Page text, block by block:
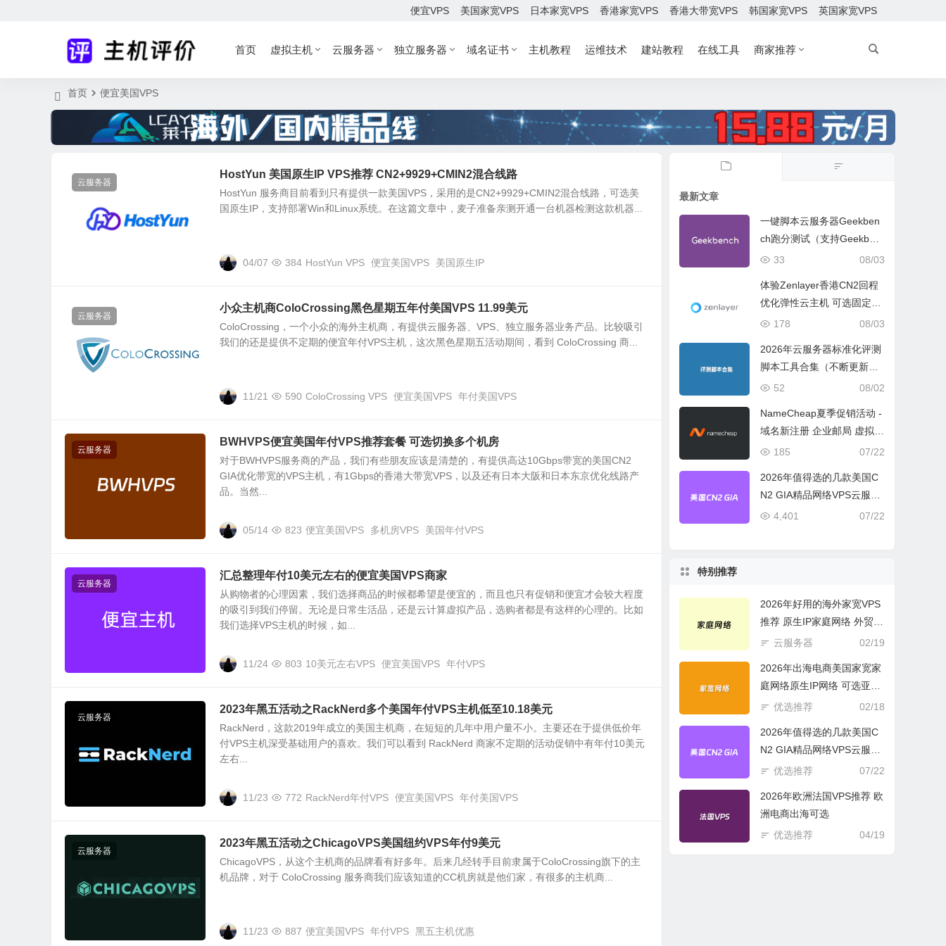
便宜VPS 美国家宽VPS 日本家宽VPS 香港家宽VPS 香港大带宽VPS 韩国家宽VPS 英国家宽VPS
首页 虚拟主机 云服务器 独立服务器 域名证书 主机教程 运维技术 建站教程 在线工具 商家推荐
首页 便宜美国VPS
云服务器
HostYun 美国原生IP VPS推荐 CN2+9929+CMIN2混合线路
HostYun 服务商目前看到只有提供一款美国VPS，采用的是CN2+9929+CMIN2混合线路，可选美
国原生IP，支持部署Win和Linux系统。在这篇文章中，麦子准备亲测开通一台机器检测这款机器...
04/07 384 HostYun VPS 便宜美国VPS 美国原生IP
云服务器
小众主机商ColoCrossing黑色星期五年付美国VPS 11.99美元
ColoCrossing，一个小众的海外主机商，有提供云服务器、VPS、独立服务器业务产品。比较吸引
我们的还是提供不定期的便宜年付VPS主机，这次黑色星期五活动期间，看到 ColoCrossing 商...
11/21 590 ColoCrossing VPS 便宜美国VPS 年付美国VPS
云服务器
BWHVPS便宜美国年付VPS推荐套餐 可选切换多个机房
对于BWHVPS服务商的产品，我们有些朋友应该是清楚的，有提供高达10Gbps带宽的美国CN2
GIA优化带宽的VPS主机，有1Gbps的香港大带宽VPS，以及还有日本大阪和日本东京优化线路产
品。当然...
05/14 823 便宜美国VPS 多机房VPS 美国年付VPS
云服务器
汇总整理年付10美元左右的便宜美国VPS商家
从购物者的心理因素，我们选择商品的时候都希望是便宜的，而且也只有促销和便宜才会较大程度
的吸引到我们停留。无论是日常生活品，还是云计算虚拟产品，选购者都是有这样的心理的。比如
我们选择VPS主机的时候，如...
11/24 803 10美元左右VPS 便宜美国VPS 年付VPS
云服务器
2023年黑五活动之RackNerd多个美国年付VPS主机低至10.18美元
RackNerd，这款2019年成立的美国主机商，在短短的几年中用户量不小。主要还在于提供低价年
付VPS主机深受基础用户的喜欢。我们可以看到 RackNerd 商家不定期的活动促销中有年付10美元
左右...
11/23 772 RackNerd年付VPS 便宜美国VPS 年付美国VPS
云服务器
2023年黑五活动之ChicagoVPS美国纽约VPS年付9美元
ChicagoVPS，从这个主机商的品牌看有好多年。后来几经转手目前隶属于ColoCrossing旗下的主
机品牌，对于 ColoCrossing 服务商我们应该知道的CC机房就是他们家，有很多的主机商...
11/23 887 便宜美国VPS 年付VPS 黑五主机优惠
最新文章
一键脚本云服务器Geekben
ch跑分测试（支持Geekben
ch 5 Geekbench 6 Geekbe
08/03
33
体验Zenlayer香港CN2回程
优化弹性云主机 可选固定带
宽或流量模式
08/03
178
2026年云服务器标准化评测
脚本工具合集（不断更新完
善）
08/02
52
NameCheap夏季促销活动 -
域名新注册 企业邮局 虚拟主
机活动盘点
07/22
185
2026年值得选的几款美国C
N2 GIA精品网络VPS云服务
器推荐
07/22
4,401
特别推荐
2026年好用的海外家宽VPS
推荐 原生IP家庭网络 外贸电
商必选
02/19
云服务器
2026年出海电商美国家宽家
庭网络原生IP网络 可选亚欧
美云服务器
02/18
优选推荐
2026年值得选的几款美国C
N2 GIA精品网络VPS云服务
器推荐
07/22
优选推荐
2026年欧洲法国VPS推荐 欧
洲电商出海可选
04/19
优选推荐